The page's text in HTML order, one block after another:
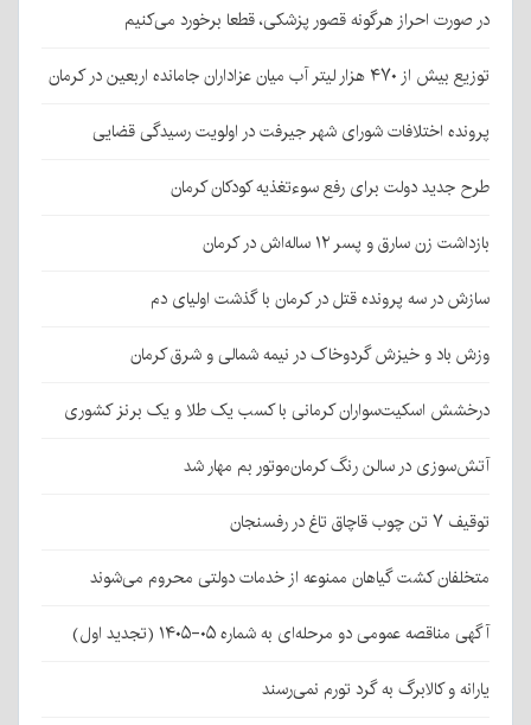
در صورت احراز هرگونه قصور پزشکی، قطعا برخورد می‌کنیم
توزیع بیش از ۴۷۰ هزار لیتر آب میان عزاداران جامانده اربعین در کرمان
پرونده اختلافات شورای شهر جیرفت در اولویت رسیدگی قضایی
طرح جدید دولت برای رفع سوءتغذیه کودکان کرمان
بازداشت زن سارق و پسر ۱۲ ساله‌اش در کرمان
سازش در سه پرونده قتل در کرمان با گذشت اولیای دم
وزش باد و خیزش گردوخاک در نیمه شمالی و شرق کرمان
درخشش اسکیت‌سواران کرمانی با کسب یک طلا و یک برنز کشوری
آتش‌سوزی در سالن رنگ کرمان‌موتور بم مهار شد
توقیف ۷ تن چوب قاچاق تاغ در رفسنجان
متخلفان کشت گیاهان ممنوعه از خدمات دولتی محروم می‌شوند
آگهی مناقصه عمومی دو مرحله‌ای به شماره ۰۵-۱۴۰۵ (تجدید اول)
یارانه و کالابرگ به گرد تورم نمی‌رسند